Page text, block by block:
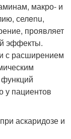
макро- и
селenu,
проявляет
эффекты.
с расширением
у пациентов
аскаридозе и